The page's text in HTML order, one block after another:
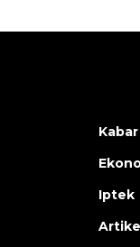
Iptek